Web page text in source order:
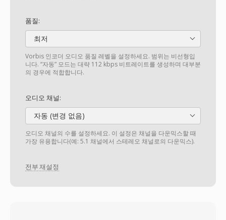
품질:
최저
Vorbis 인코더 오디오 품질 레벨을 설정하세요. 범위는 비선형입
니다. “자동” 모드는 대략 112 kbps 비트레이트를 생성하며 대부분
의 경우에 적합합니다.
오디오 채널:
자동 (변경 없음)
오디오 채널의 수를 설정하세요. 이 설정은 채널을 다운믹스할 때
가장 유용합니다(예: 5.1 채널에서 스테레오 채널로의 다운믹스).
전부 재설정